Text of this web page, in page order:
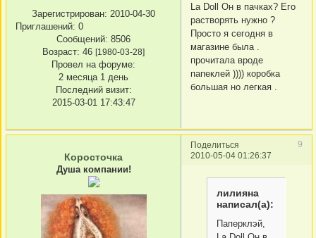
Зарегистрирован: 2010-04-30
Приглашений: 0
Сообщений: 8506
Возраст: 46 [1980-03-28]
Провел на форуме:
2 месяца 1 день
Последний визит:
2015-03-01 17:43:47
La Doll Он в пачках? Его
растворять нужно ?
Просто я сегодня в
магазине была .
прочитала вроде
папеклей )))) коробка
большая но легкая .
Поделиться
9
2010-05-04 01:26:37
Коросточка
Душа компании!
лилияна
написал(а):
Паперклэй,